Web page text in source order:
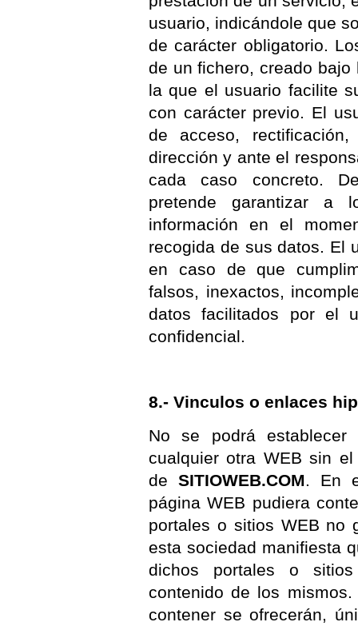
usuario, indicándole que
de carácter obligatorio.
de un fichero, creado
la que el usuario facilite
con carácter previo. El
de acceso,
dirección y ante el
cada caso concreto.
pretende garantizar a
información en el
recogida de sus datos. El
en caso de que
falsos, inexactos,
datos facilitados por el
confidencial.
8.- Vinculos o enlaces
No se podrá
cualquier otra WEB sin
deSITIOWEB.COM . En
página WEB pudiera
portales o sitios WEB no
esta sociedad manifiesta
dichos portales o
contenido de los
contener se ofrecerán,